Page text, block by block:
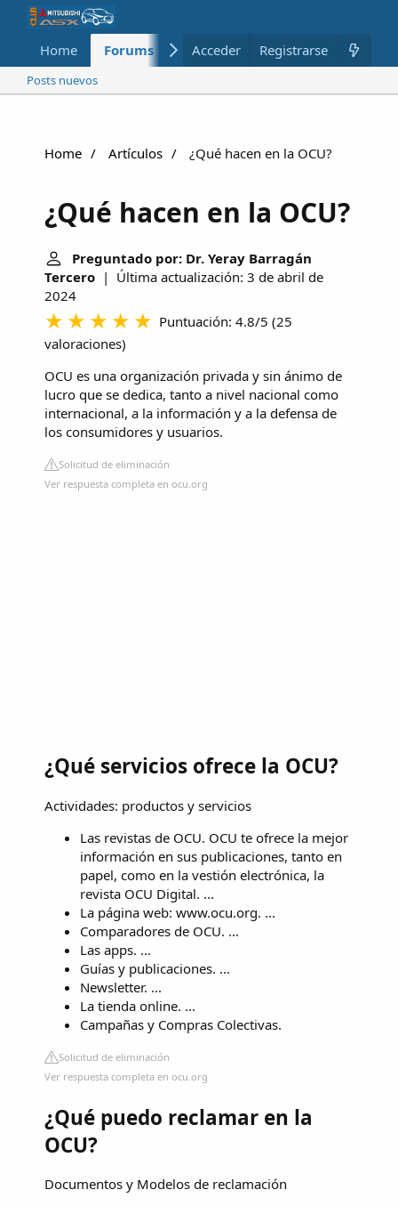
Home Forums Nuevo Miembros
Acceder Registrarse
Posts nuevos
Home Artículos ¿Qué hacen en la OCU?
¿Qué hacen en la OCU?
Preguntado por: Dr. Yeray Barragán
Tercero | Última actualización: 3 de abril de
2024
Puntuación: 4.8/5 (25
valoraciones)
OCU es una organización privada y sin ánimo de
lucro que se dedica, tanto a nivel nacional como
internacional, a la información y a la defensa de
los consumidores y usuarios.
Solicitud de eliminación
Ver respuesta completa en ocu.org
¿Qué servicios ofrece la OCU?
Actividades: productos y servicios
Las revistas de OCU. OCU te ofrece la mejor
información en sus publicaciones, tanto en
papel, como en la vestión electrónica, la
revista OCU Digital. ...
La página web: www.ocu.org. ...
Comparadores de OCU. ...
Las apps. ...
Guías y publicaciones. ...
Newsletter. ...
La tienda online. ...
Campañas y Compras Colectivas.
Solicitud de eliminación
Ver respuesta completa en ocu.org
¿Qué puedo reclamar en la
OCU?
Documentos y Modelos de reclamación